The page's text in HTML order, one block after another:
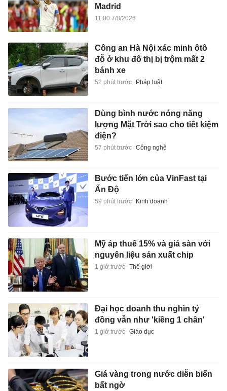
Madrid
11:00 7/8/2026
Công an Hà Nội xác minh ôtô
đỗ ở khu đô thị bị trộm mất 2
bánh xe
52 phút trước Pháp luật
Dùng bình nước nóng năng
lượng Mặt Trời sao cho tiết kiệm
điện?
57 phút trước Công nghệ
Bước tiến lớn của VinFast tại
Ấn Độ
59 phút trước Kinh doanh
Mỹ áp thuế 15% và giá sàn với
nguyên liệu sản xuất chip
1 giờ trước Thế giới
Đại học doanh thu nghìn tỷ
đồng vẫn như 'kiềng 1 chân'
1 giờ trước Giáo dục
Giá vàng trong nước diễn biến
bất ngờ